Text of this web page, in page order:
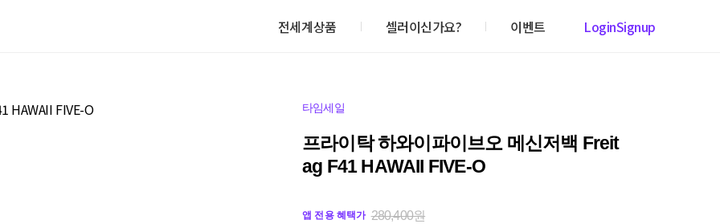
전세계상품 셀러이신가요? 이벤트 LoginSignup
타임세일
프라이탁 하와이파이브오 메신저백 Freit
ag F41 HAWAII FIVE-O
앱 전용 혜택가 280,400원